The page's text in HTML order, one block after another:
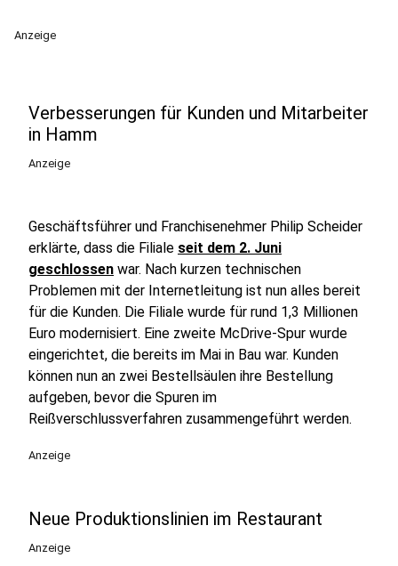
Anzeige
Verbesserungen für Kunden und Mitarbeiter
in Hamm
Anzeige
Geschäftsführer und Franchisenehmer Philip Scheider
erklärte, dass die Filiale seit dem 2. Juni
geschlossen war. Nach kurzen technischen
Problemen mit der Internetleitung ist nun alles bereit
für die Kunden. Die Filiale wurde für rund 1,3 Millionen
Euro modernisiert. Eine zweite McDrive-Spur wurde
eingerichtet, die bereits im Mai in Bau war. Kunden
können nun an zwei Bestellsäulen ihre Bestellung
aufgeben, bevor die Spuren im
Reißverschlussverfahren zusammengeführt werden.
Anzeige
Neue Produktionslinien im Restaurant
Anzeige